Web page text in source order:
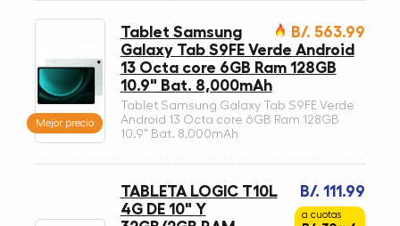
Mejor precio
B/. 563.99
Tablet Samsung
Galaxy Tab S9FE Verde Android
13 Octa core 6GB Ram 128GB
10.9" Bat. 8,000mAh
Tablet Samsung Galaxy Tab S9FE Verde
Android 13 Octa core 6GB Ram 128GB
10.9" Bat. 8,000mAh
B/. 111.99
a cuotas
TABLETA LOGIC T10L
4G DE 10" Y